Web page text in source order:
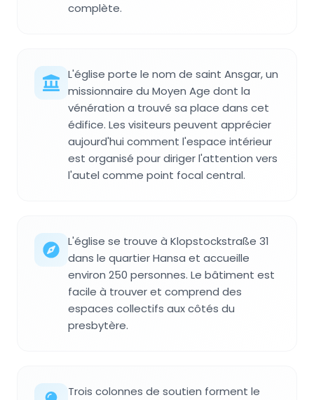
complète.
L'église porte le nom de saint Ansgar, un
missionnaire du Moyen Age dont la
vénération a trouvé sa place dans cet
édifice. Les visiteurs peuvent apprécier
aujourd'hui comment l'espace intérieur
est organisé pour diriger l'attention vers
l'autel comme point focal central.
L'église se trouve à Klopstockstraße 31
dans le quartier Hansa et accueille
environ 250 personnes. Le bâtiment est
facile à trouver et comprend des
espaces collectifs aux côtés du
presbytère.
Trois colonnes de soutien forment le